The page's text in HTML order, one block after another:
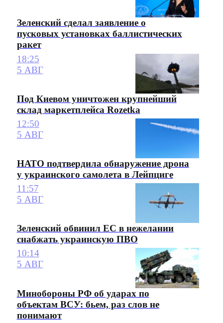
Зеленский сделал заявление о
пусковых установках баллистических
ракет
18:25
5 АВГ
Под Киевом уничтожен крупнейший
склад маркетплейса Rozetka
12:50
5 АВГ
НАТО подтвердила обнаружение дрона
у украинского самолета в Лейпциге
11:57
5 АВГ
Зеленский обвинил ЕС в нежелании
снабжать украинскую ПВО
10:14
5 АВГ
Минобороны РФ об ударах по
объектам ВСУ: бьем, раз слов не
понимают